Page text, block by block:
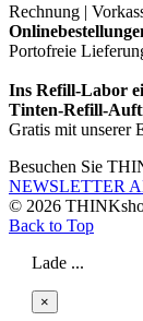
Rechnung |
Portofreie
Ins Refill-Labor
Tinten-Refill-
Gratis mit unserer
Besuchen Sie
NEWSLETTER
© 2026
Back to Top
Lade ...
×